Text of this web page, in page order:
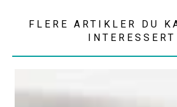
FLERE ARTIKLER DU